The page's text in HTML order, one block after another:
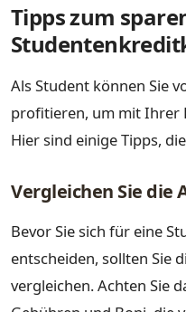
Tipps zum
Als Student können Sie
profitieren, um mit Ihrer
Hier sind einige Tipps,
Vergleichen Sie die
Bevor Sie sich für eine
entscheiden, sollten Sie
vergleichen. Achten Sie